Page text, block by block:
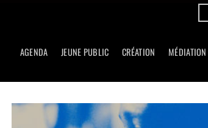
AGENDA JEUNE PUBLIC CRÉATION MÉDIATION